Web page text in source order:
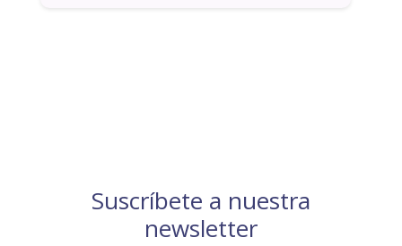
Suscríbete a nuestra
newsletter